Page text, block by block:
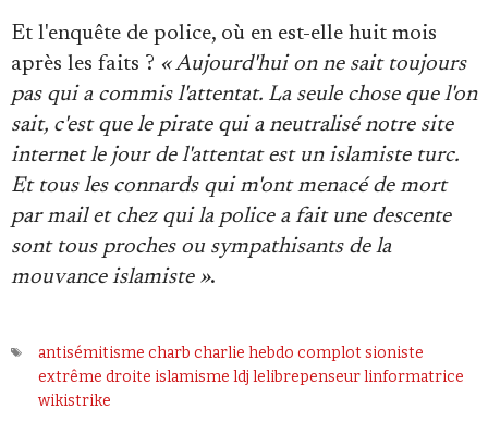
Et l'enquête de police, où en est-elle huit mois
après les faits ? « Aujourd'hui on ne sait toujours
pas qui a commis l'attentat. La seule chose que l'on
sait, c'est que le pirate qui a neutralisé notre site
internet le jour de l'attentat est un islamiste turc.
Et tous les connards qui m'ont menacé de mort
par mail et chez qui la police a fait une descente
sont tous proches ou sympathisants de la
mouvance islamiste ».
antisémitisme charb charlie hebdo complot sioniste
extrême droite islamisme ldj lelibrepenseurlinformatrice
wikistrike